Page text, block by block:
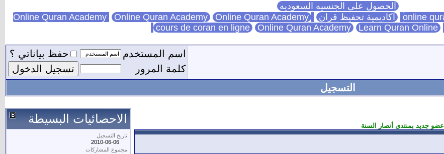
الحصول على الجنسيه السعوديه
اكاديمية تحفيظ قران Online Quran Academy Online Quran Academy
cours de coran en ligne Online Quran Academy Learn Quran Online
اسم المستخدم
حفظ بياناتي ؟
كلمة المرور
التسجيل
عضو جديد بمنتدى أنصار السنة
الاحصائيات البسيطة
تاريخ التسجيل
2010-06-06
مجموع المشاركات